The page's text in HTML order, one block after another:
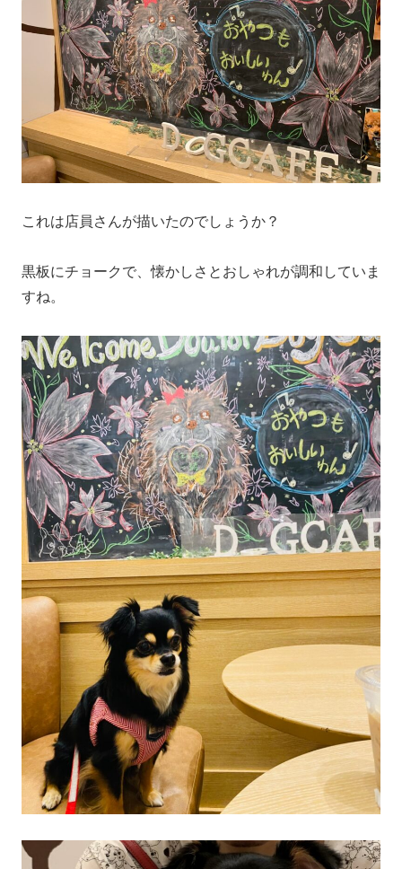
これは店員さんが描いたのでしょうか？
黒板にチョークで、懐かしさとおしゃれが調和していま
すね。